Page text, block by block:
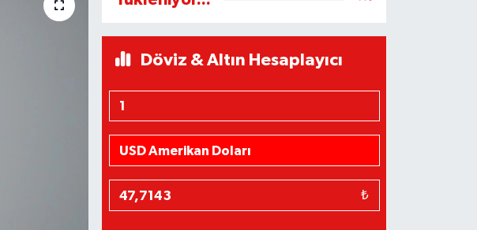
Döviz & Altın Hesaplayıcı
₺